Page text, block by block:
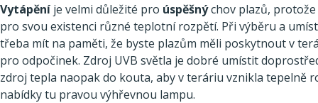
Vytápění je velmi důležité pro úspěšnýchov plazů,
pro svou existenci různé teplotní rozpětí. Při výběru a
třeba mít na paměti, že byste plazům měli poskytnout v
pro odpočinek. Zdroj UVB světla je dobré umístit
zdroj tepla naopak do kouta, aby v teráriu vznikla tepelně
nabídky tu pravou výhřevnou lampu.